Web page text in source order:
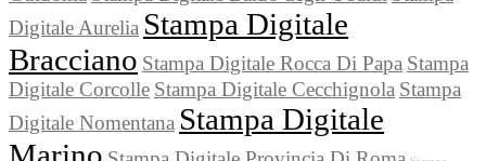
Digitale Aurelia Stampa Digitale
Bracciano Stampa Digitale Rocca Di Papa Stampa
Digitale Corcolle Stampa Digitale Cecchignola Stampa
Digitale Nomentana Stampa Digitale